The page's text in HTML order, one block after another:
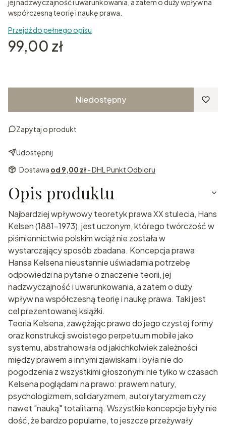
jej nadzwyczajność i uwarunkowania, a zatem o duży wpływ na
współczesną teorię i naukę prawa.
Przejdź do pełnego opisu
Cena
99,00 zł
Niedostępny
Zapytaj o produkt
Udostępnij
Dostawa od 9,00 zł- DHL Punkt Odbioru
Opis produktu
Najbardziej wpływowy teoretyk prawa XX stulecia, Hans
Kelsen (1881-1973), jest uczonym, którego twórczość w
piśmiennictwie polskim wciąż nie została w
wystarczający sposób zbadana. Koncepcja prawa
Hansa Kelsena nieustannie uświadamia potrzebę
odpowiedzi na pytanie o znaczenie teorii, jej
nadzwyczajność i uwarunkowania, a zatem o duży
wpływ na współczesną teorię i naukę prawa. Taki jest
cel prezentowanej książki.
Teoria Kelsena, zawężając prawo do jego czystej formy
oraz konstrukcji swoistego perpetuum mobile jako
systemu, abstrahowała od jakichkolwiek zależności
między prawem a innymi zjawiskami i była nie do
pogodzenia z wszystkimi głoszonymi nie tylko w czasach
Kelsena poglądami na prawo: prawem natury,
psychologizmem, solidaryzmem, autorytaryzmem czy
nawet "nauką" totalitarną. Wszystkie koncepcje były nie
dość, że bardzo popularne, to jeszcze przeżywały